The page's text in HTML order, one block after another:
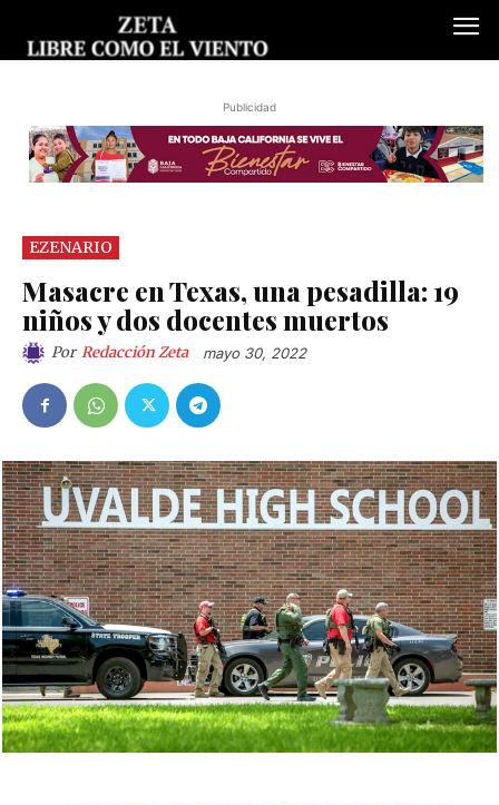
Publicidad
EZENARIO
Masacre en Texas, una pesadilla: 19
niños y dos docentes muertos
Por Redacción Zeta mayo 30, 2022